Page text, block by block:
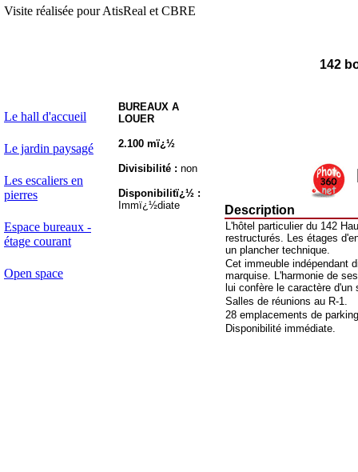
Visite réalisée pour AtisReal et CBRE
142
Le hall d'accueil
Le jardin paysagé
Les escaliers en
pierres
Espace bureaux -
étage courant
Open space
BUREAUX A
LOUER
2.100 mï¿½
Divisibilité : non
Disponibilitï¿½ :
Immï¿½diate
Description
L'hôtel particulier du 142
restructurés. Les étages
un plancher technique.
Cet immeuble indépendant
marquise. L'harmonie de
lui confère le caractère
Salles de réunions au R-1.
28 emplacements de
Disponibilité immédiate.